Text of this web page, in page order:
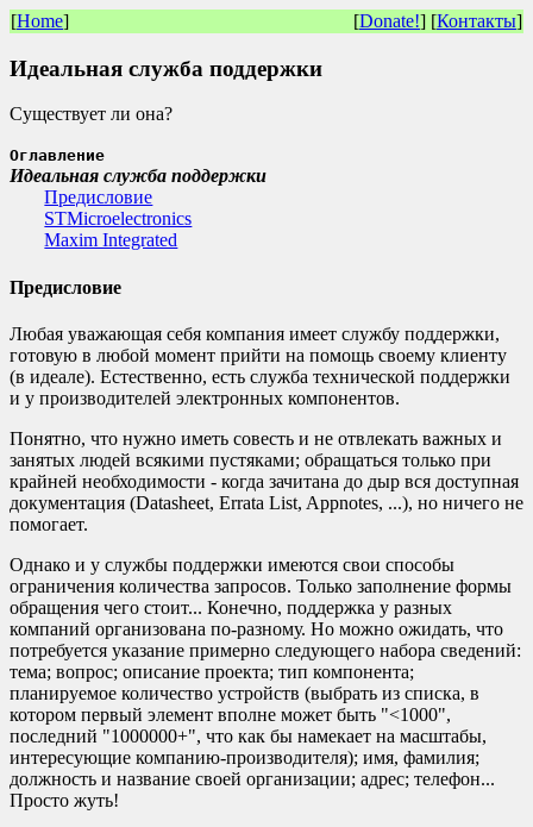
[Home] [Donate!] [Контакты]
Идеальная служба поддержки
Существует ли она?
Оглавление
Идеальная служба поддержки
Предисловие
STMicroelectronics
Maxim Integrated
Предисловие
Любая уважающая себя компания имеет службу поддержки,
готовую в любой момент прийти на помощь своему клиенту
(в идеале). Естественно, есть служба технической поддержки
и у производителей электронных компонентов.
Понятно, что нужно иметь совесть и не отвлекать важных и
занятых людей всякими пустяками; обращаться только при
крайней необходимости - когда зачитана до дыр вся доступная
документация (Datasheet, Errata List, Appnotes, ...), но ничего не
помогает.
Однако и у службы поддержки имеются свои способы
ограничения количества запросов. Только заполнение формы
обращения чего стоит... Конечно, поддержка у разных
компаний организована по-разному. Но можно ожидать, что
потребуется указание примерно следующего набора сведений:
тема; вопрос; описание проекта; тип компонента;
планируемое количество устройств (выбрать из списка, в
котором первый элемент вполне может быть "<1000",
последний "1000000+", что как бы намекает на масштабы,
интересующие компанию-производителя); имя, фамилия;
должность и название своей организации; адрес; телефон...
Просто жуть!